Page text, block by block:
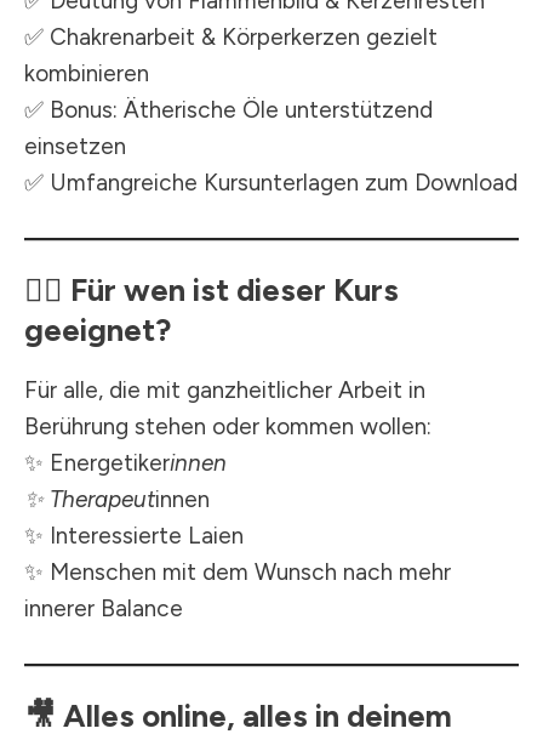
✅ Chakrenarbeit & Körperkerzen gezielt
kombinieren
✅ Bonus: Ätherische Öle unterstützend
einsetzen
✅ Umfangreiche Kursunterlagen zum Download
🧘‍♀️ Für wen ist dieser Kurs
geeignet?
Für alle, die mit ganzheitlicher Arbeit in
Berührung stehen oder kommen wollen:
✨ Energetikerinnen
✨ Therapeutinnen
✨ Interessierte Laien
✨ Menschen mit dem Wunsch nach mehr
innerer Balance
🎥 Alles online, alles in deinem